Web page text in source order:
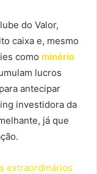
do Valor,
caixa e, mesmo
como minério
lucros
antecipar
investidora da
já que
extraordinários